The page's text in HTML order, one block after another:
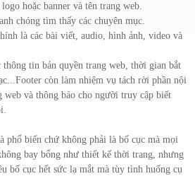
hoặc banner và tên trang web.
chóng tìm thấy các chuyên mục.
là các bài viết, audio, hình ảnh, video và
thông tin bản quyền trang web, thời gian bắt
còn làm nhiệm vụ tách rời phần nội
web và thông báo cho người truy cập biết
phổ biến chứ không phải là bố cục mà mọi
bay bổng như thiết kế thời trang, nhưng
bố cục hết sức lạ mắt mà tùy tình huống cụ